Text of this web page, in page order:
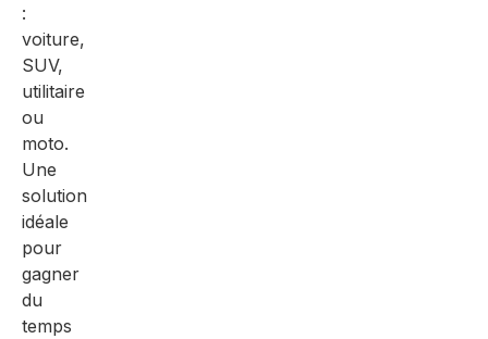
:
voiture,
SUV,
utilitaire
ou
moto.
Une
solution
idéale
pour
gagner
du
temps